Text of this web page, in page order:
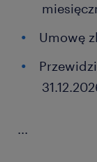
Umowę
...